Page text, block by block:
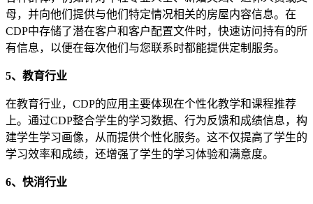
母，并向他们提供与他们特定情况相关的房屋内容信息。在
CDP中存储了潜在客户和客户配置文件时，快速访问持有的所
有信息，以便在每次他们与您联系时都能提供定制服务。
5、 教育行业
在教育行业，CDP的应用主要体现在个性化教学和课程推荐
上。通过CDP整合学生的学习数据、行为反馈和成绩信息，构
建学生学习画像，从而提供个性化服务。这不仅提高了学生的
学习效率和成绩，还增强了学生的学习体验和满意度。
6、快消行业